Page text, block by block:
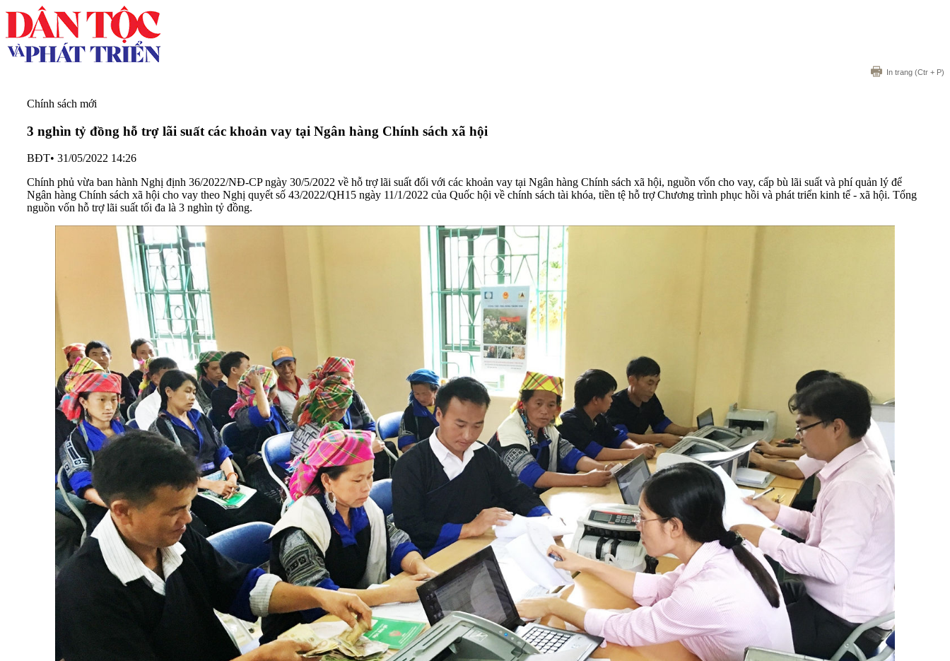
In trang (Ctr + P)
Chính sách mới
3 nghìn tỷ đồng hỗ trợ lãi suất các khoản vay tại Ngân hàng Chính sách xã hội
BĐT• 31/05/2022 14:26
Chính phủ vừa ban hành Nghị định 36/2022/NĐ-CP ngày 30/5/2022 về hỗ trợ lãi suất đối với các khoản vay tại Ngân hàng Chính sách xã hội, nguồn vốn cho vay, cấp bù lãi suất và phí quản lý để
Ngân hàng Chính sách xã hội cho vay theo Nghị quyết số 43/2022/QH15 ngày 11/1/2022 của Quốc hội về chính sách tài khóa, tiền tệ hỗ trợ Chương trình phục hồi và phát triển kinh tế - xã hội. Tổng
nguồn vốn hỗ trợ lãi suất tối đa là 3 nghìn tỷ đồng.